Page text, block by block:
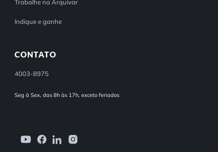
Trabalhe na Arquivar
Indique e ganhe
CONTATO
4003-8975
Seg à Sex, das 8h às 17h, exceto feriados